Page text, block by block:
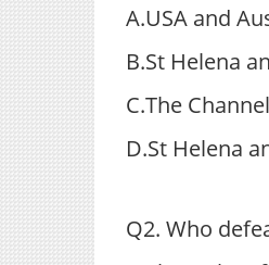
A.USA and
B.St Helena
C.The
D.St Helena
Q2. Who